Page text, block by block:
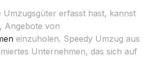
Umzugsgüter erfasst hast, kannst
Angebote von
einzuholen. Speedy Umzug aus
Unternehmen, das sich auf